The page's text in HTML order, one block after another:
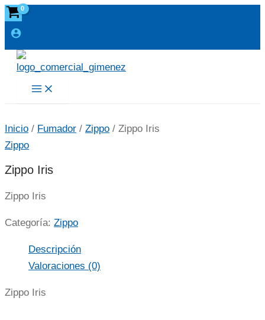
Ir
al
Main
Inicio / Fumador / Zippo / Zippo Iris
Zippo
Zippo Iris
Zippo Iris
Categoría: Zippo
Descripción
Valoraciones (0)
Zippo Iris